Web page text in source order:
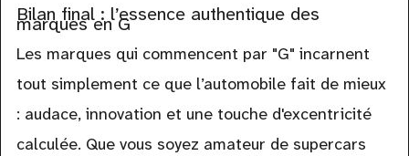
Bilan final : l’essence authentique des
marques en G
Les marques qui commencent par "G" incarnent
tout simplement ce que l’automobile fait de mieux
: audace, innovation et une touche d'excentricité
calculée. Que vous soyez amateur de supercars